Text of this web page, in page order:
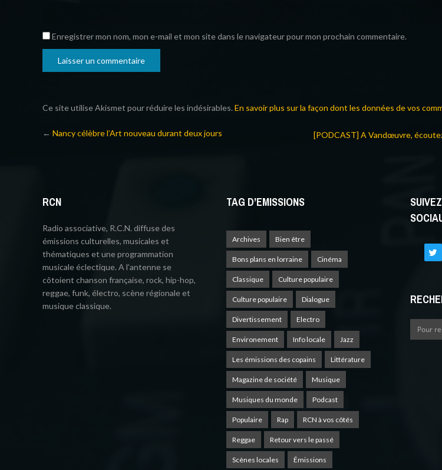
Enregistrer mon nom, mon e-mail et mon site dans le navigateur pour mon prochain commentaire.
Ce site utilise Akismet pour réduire les indésirables. En savoir plus sur la façon dont les données de vos
← Nancy célèbre l’Art nouveau durant deux jours [PODCAST] A Vandœuvre,
RCN
Radio associative, R.C.N. diffuse des
émissions culturelles, musicales et
thématiques et une programmation
musicale éclectique. A l’antenne se
côtoient chanson française, rock, hip-hop,
reggae, funk, électro, scène régionale et
musique classique.
TAG D’EMISSIONS
Archives Bien être
Bons plans en lorraine Cinéma
Classique Culture populaire
Culture populaire Dialogue
Divertissement Electro
Environement Info locale Jazz
Les émissions des copains Littérature
Magazine de société Musique
Musiques du monde Podcast
Populaire Rap RCN à vos côtés
Reggae Retour vers le passé
Scènes locales Émissions